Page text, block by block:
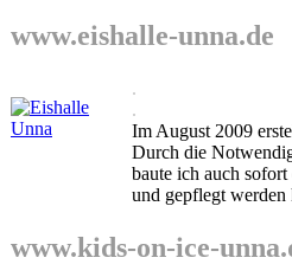
www.eishalle-unna.de
.
.
Im August 2009
Durch die
baute ich auch
und gepflegt werden
www.kids-on-ice-